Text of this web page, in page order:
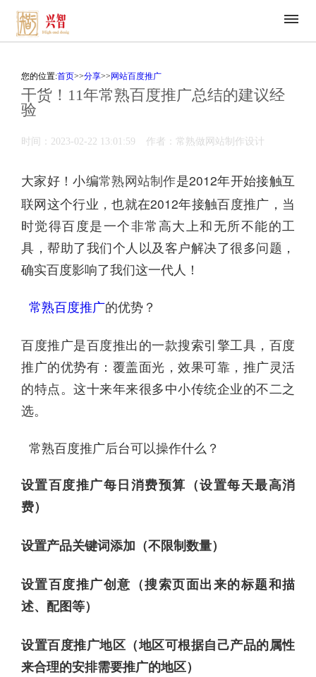
您的位置:首页>>分享>> 网站百度推广
干货！11年常熟百度推广总结的建议经
验
时间：2023-02-22 13:01:59 作者：常熟做网站制作设计
大家好！小编常熟网站制作是2012年开始接触互
联网这个行业，也就在2012年接触百度推广，当
时觉得百度是一个非常高大上和无所不能的工
具，帮助了我们个人以及客户解决了很多问题，
确实百度影响了我们这一代人！
常熟百度推广的优势？
百度推广是百度推出的一款搜索引擎工具，百度
推广的优势有：覆盖面光，效果可靠，推广灵活
的特点。这十来年来很多中小传统企业的不二之
选。
常熟百度推广后台可以操作什么？
设置百度推广每日消费预算（设置每天最高消
费）
设置产品关键词添加（不限制数量）
设置百度推广创意（搜索页面出来的标题和描
述、配图等）
设置百度推广地区（地区可根据自己产品的属性
来合理的安排需要推广的地区）